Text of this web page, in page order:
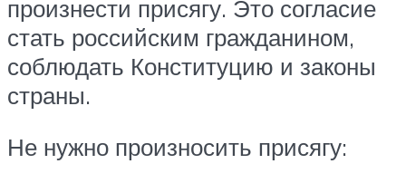
произнести присягу. Это согласие
стать российским гражданином,
соблюдать Конституцию и законы
страны.
Не нужно произносить присягу: